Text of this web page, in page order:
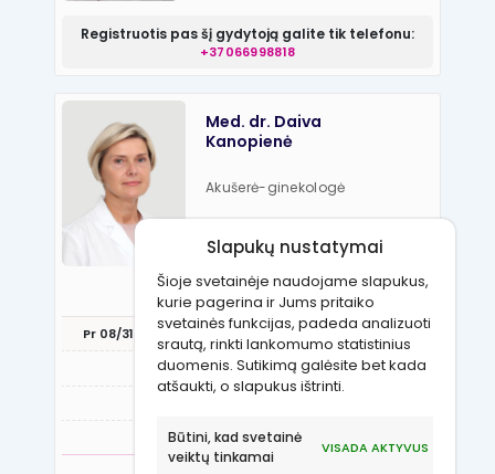
Slapukų nustatymai
Šioje svetainėje naudojame slapukus,
kurie pagerina ir Jums pritaiko
svetainės funkcijas, padeda analizuoti
srautą, rinkti lankomumo statistinius
duomenis. Sutikimą galėsite bet kada
atšaukti, o slapukus ištrinti.
Būtini, kad svetainė
veiktų tinkamai
VISADA AKTYVUS
Registruotis pas šį gydytoją galite tik telefonu:
+37066998818
Med. dr. Daiva
Kanopienė
Akušerė-ginekologė
Kalbos:
Lietuvių, anglų, rusų
REGISTRUOTIS VIZITUI
Pr 08/31 An 09/01
16:30
Tr 09/02 Kt 09/03